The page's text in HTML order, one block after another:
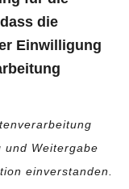
die
Einwilligung
und Weitergabe
einverstanden.